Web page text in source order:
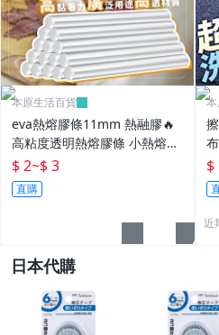
本原生活百貨
eva熱熔膠條11mm 熱融膠🔥
高粘度透明熱熔膠條 小熱熔膠
棒 熱熔膠條 熱熔膠棒 透明熱
溶 黏貼工具OLD295
$ 2~$ 3
直購
$
近
日本代購